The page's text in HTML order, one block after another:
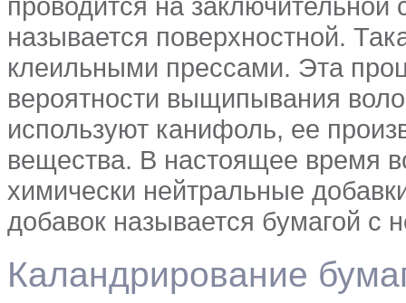
называется поверхностной.
клеильными прессами. Эта
вероятности выщипывания
используют канифоль, ее
вещества. В настоящее время
химически нейтральные
добавок называется бумагой с
Каландрирование